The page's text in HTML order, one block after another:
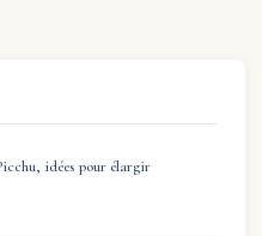
idées pour élargir